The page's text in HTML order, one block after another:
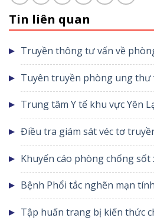
Tin liên quan
Truyền thông tư vấn về
bệnh, không lây nhiễm tại
Tuyên truyền phòng ung thư
cổ tử cung cho phụ nữ
Trung tâm Y tế khu vực Yên
đón chuyên gia Tim mạch
thăm và làm việc
Điều tra giám sát véc tơ
xuất huyết
Khuyến cáo phòng chống
Bệnh Phổi tắc nghẽn mạn tính
Tập huấn trang bị kiến thức